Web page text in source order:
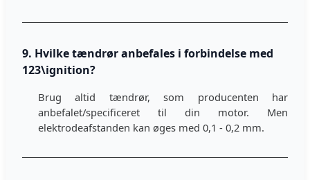
9. Hvilke tændrør anbefales i forbindelse med
123\ignition?
Brug altid tændrør, som producenten har
anbefalet/specificeret til din motor. Men
elektrodeafstanden kan øges med 0,1 - 0,2 mm.